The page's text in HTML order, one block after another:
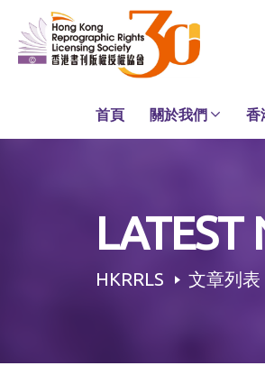
content
首頁 關於我們 香
LATEST
HKRRLS 文章列表